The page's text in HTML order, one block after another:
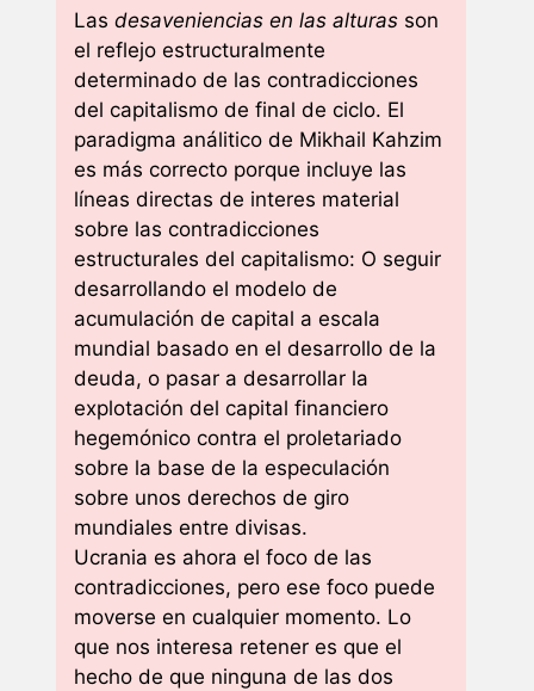
Las desaveniencias en las alturas son
el reflejo estructuralmente
determinado de las contradicciones
del capitalismo de final de ciclo. El
paradigma análitico de Mikhail Kahzim
es más correcto porque incluye las
líneas directas de interes material
sobre las contradicciones
estructurales del capitalismo: O seguir
desarrollando el modelo de
acumulación de capital a escala
mundial basado en el desarrollo de la
deuda, o pasar a desarrollar la
explotación del capital financiero
hegemónico contra el proletariado
sobre la base de la especulación
sobre unos derechos de giro
mundiales entre divisas.
Ucrania es ahora el foco de las
contradicciones, pero ese foco puede
moverse en cualquier momento. Lo
que nos interesa retener es que el
hecho de que ninguna de las dos